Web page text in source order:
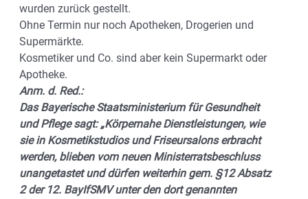
wurden zurück gestellt.
Ohne Termin nur noch Apotheken, Drogerien und
Supermärkte.
Kosmetiker und Co. sind aber kein Supermarkt oder
Apotheke.
Anm. d. Red.:
Das Bayerische Staatsministerium für Gesundheit
und Pflege sagt: „Körpernahe Dienstleistungen, wie
sie in Kosmetikstudios und Friseursalons erbracht
werden, blieben vom neuen Ministerratsbeschluss
unangetastet und dürfen weiterhin gem. §12 Absatz
2 der 12. BayIfSMV unter den dort genannten